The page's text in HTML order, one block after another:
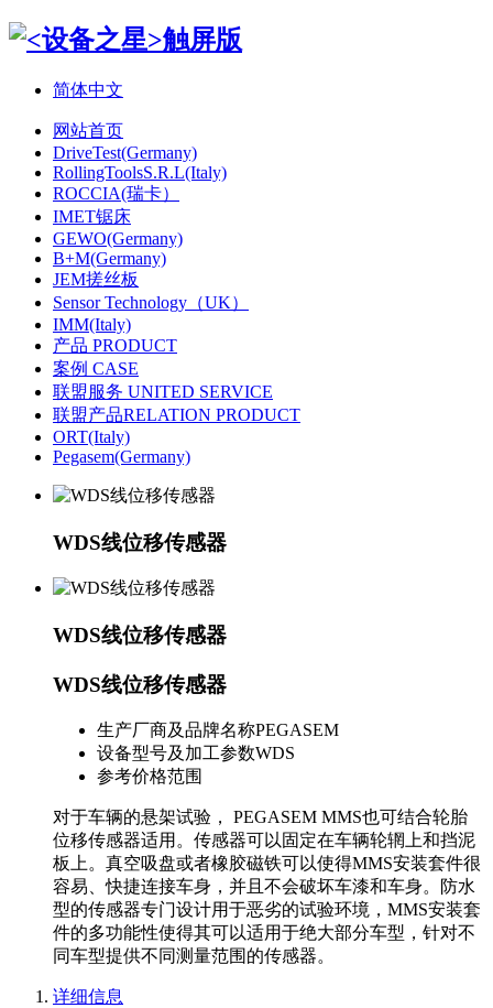
简体中文
网站首页
DriveTest(Germany)
RollingToolsS.R.L(Italy)
ROCCIA(瑞卡）
IMET锯床
GEWO(Germany)
B+M(Germany)
JEM搓丝板
Sensor Technology（UK）
IMM(Italy)
产品 PRODUCT
案例 CASE
联盟服务 UNITED SERVICE
联盟产品RELATION PRODUCT
ORT(Italy)
Pegasem(Germany)
WDS线位移传感器
WDS线位移传感器
WDS线位移传感器
生产厂商及品牌名称PEGASEM
设备型号及加工参数WDS
参考价格范围
对于车辆的悬架试验， PEGASEM MMS也可结合轮胎
位移传感器适用。传感器可以固定在车辆轮辋上和挡泥
板上。真空吸盘或者橡胶磁铁可以使得MMS安装套件很
容易、快捷连接车身，并且不会破坏车漆和车身。防水
型的传感器专门设计用于恶劣的试验环境，MMS安装套
件的多功能性使得其可以适用于绝大部分车型，针对不
同车型提供不同测量范围的传感器。
详细信息